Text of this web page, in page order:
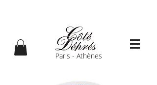
Paris - Athènes